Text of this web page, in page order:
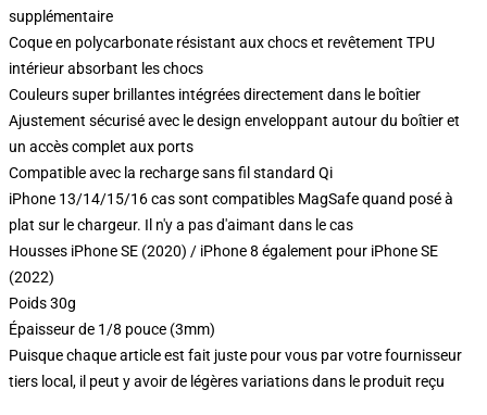
supplémentaire
Coque en polycarbonate résistant aux chocs et revêtement TPU
intérieur absorbant les chocs
Couleurs super brillantes intégrées directement dans le boîtier
Ajustement sécurisé avec le design enveloppant autour du boîtier et
un accès complet aux ports
Compatible avec la recharge sans fil standard Qi
iPhone 13/14/15/16 cas sont compatibles MagSafe quand posé à
plat sur le chargeur. Il n'y a pas d'aimant dans le cas
Housses iPhone SE (2020) / iPhone 8 également pour iPhone SE
(2022)
Poids 30g
Épaisseur de 1/8 pouce (3mm)
Puisque chaque article est fait juste pour vous par votre fournisseur
tiers local, il peut y avoir de légères variations dans le produit reçu